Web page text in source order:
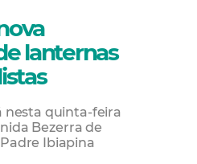
lanternas
nesta quinta-feira
Bezerra de
Ibiapina